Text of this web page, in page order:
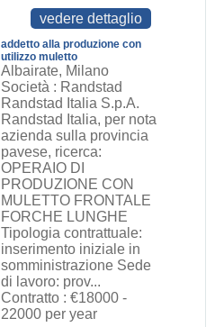
vedere dettaglio
addetto alla produzione con
utilizzo muletto
Albairate, Milano
Società : Randstad
Randstad Italia S.p.A.
Randstad Italia, per nota
azienda sulla provincia
pavese, ricerca:
OPERAIO DI
PRODUZIONE CON
MULETTO FRONTALE
FORCHE LUNGHE
Tipologia contrattuale:
inserimento iniziale in
somministrazione Sede
di lavoro: prov...
Contratto : €18000 -
22000 per year